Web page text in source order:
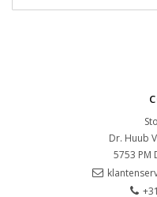
Dr. Huub
5753 PM